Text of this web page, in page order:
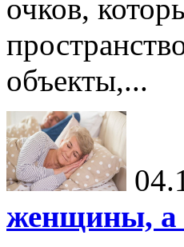
очков,
объекты,...
женщины, а